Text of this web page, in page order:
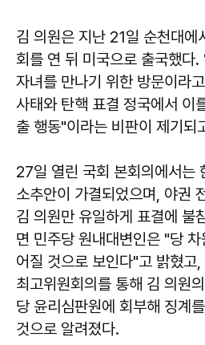
김 의원은 지난 21일 순천대에
회를 연 뒤 미국으로 출국했다
자녀를 만나기 위한 방문이라
사태와 탄핵 표결 정국에서 이
출 행동"이라는 비판이 제기되
27일 열린 국회 본회의에서는
소추안이 가결되었으며, 야권
김 의원만 유일하게 표결에 불
면 민주당 원내대변인은 "당 차
어질 것으로 보인다"고 밝혔고
최고위원회의를 통해 김 의원
당 윤리심판원에 회부해 징계
것으로 알려졌다.